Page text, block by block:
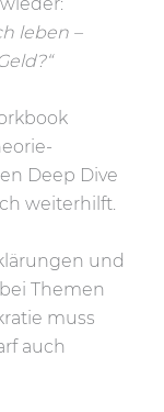
leben –
Deep Dive
weiterhilft.
und
Themen
muss
auch